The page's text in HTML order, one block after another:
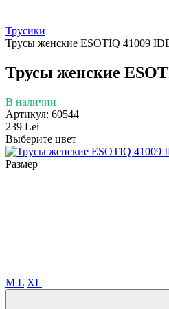
Трусики
Трусы женские ESOTIQ 41009
Трусы женские
В наличии
Артикул: 60544
239 Lei
Выберите цвет
Размер
M L XL